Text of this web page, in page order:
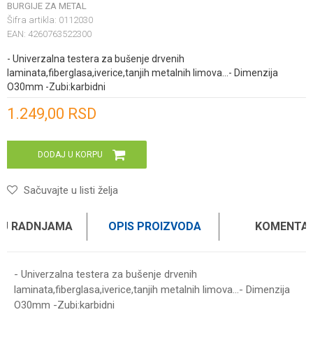
BURGIJE ZA METAL
Šifra artikla: 0112030
EAN: 4260763522300
- Univerzalna testera za bušenje drvenih
laminata,fiberglasa,iverice,tanjih metalnih limova...- Dimenzija
O30mm -Zubi:karbidni
1.249,00 RSD
DODAJ U KORPU
Sačuvajte u listi želja
RADNJAMA OPIS PROIZVODA
- Univerzalna testera za bušenje drvenih
laminata,fiberglasa,iverice,tanjih metalnih limova...- Dimenzija
O30mm -Zubi:karbidni